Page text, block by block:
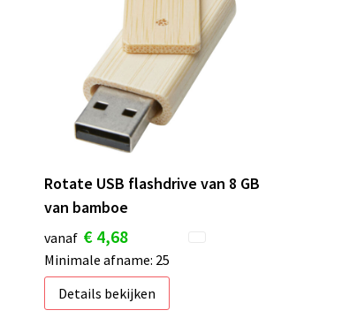
Rotate USB flashdrive van 8 GB
van bamboe
vanaf € 4,68
Minimale afname: 25
Details bekijken